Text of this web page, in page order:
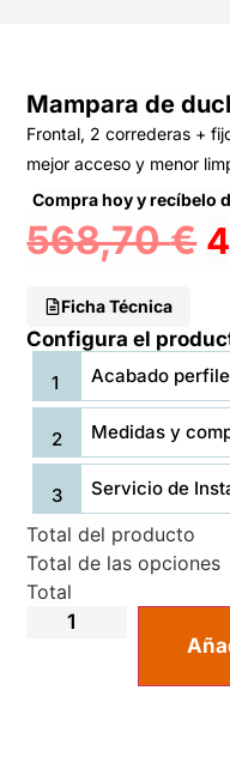
Mampara de
Frontal, 2 correderas +
mejor acceso y menor
Compra hoy y recíbelo
568,70€
Ficha Técnica
Configura el
Acabado
Medidas y
Servicio de
Total del producto
Total de las opciones
Total